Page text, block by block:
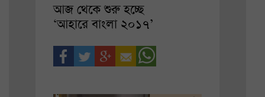
আজ থেকে শুরু হচ্ছে
‘আহারে বাংলা ২০১৭’